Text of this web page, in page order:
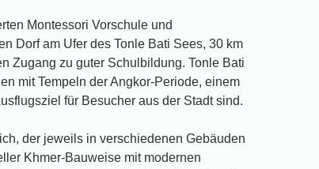
Montessori Vorschule und
Dorf am Ufer des Tonle Bati Sees, 30 km
Zugang zu guter Schulbildung. Tonle Bati
mit Tempeln der Angkor-Periode, einem
für Besucher aus der Stadt sind.
der jeweils in verschiedenen Gebäuden
Khmer-Bauweise mit modernen